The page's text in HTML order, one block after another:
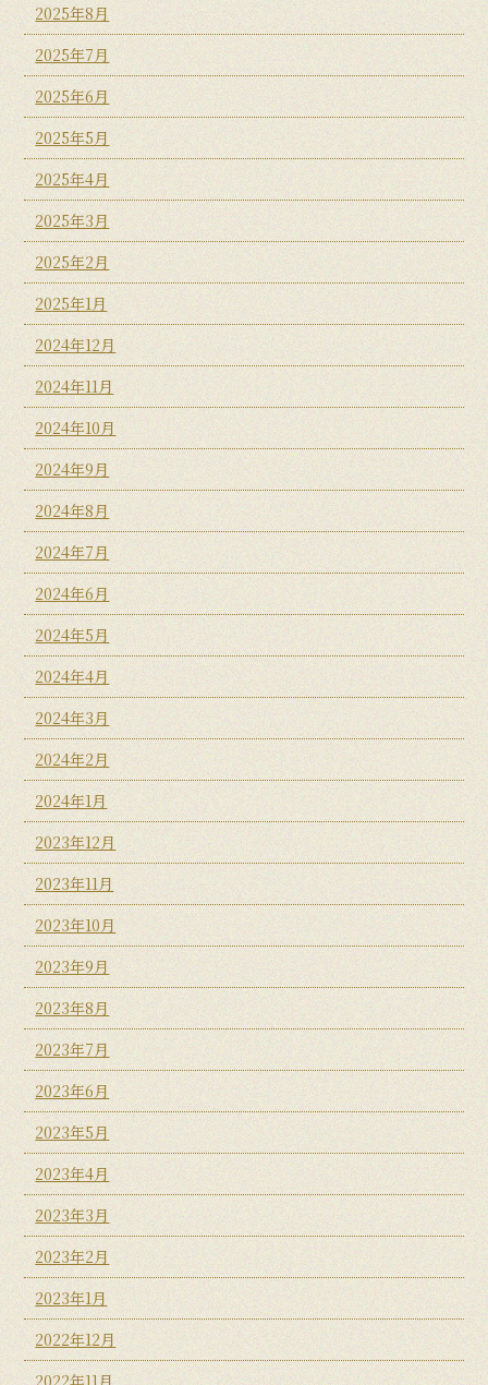
2025年8月
2025年7月
2025年6月
2025年5月
2025年4月
2025年3月
2025年2月
2025年1月
2024年12月
2024年11月
2024年10月
2024年9月
2024年8月
2024年7月
2024年6月
2024年5月
2024年4月
2024年3月
2024年2月
2024年1月
2023年12月
2023年11月
2023年10月
2023年9月
2023年8月
2023年7月
2023年6月
2023年5月
2023年4月
2023年3月
2023年2月
2023年1月
2022年12月